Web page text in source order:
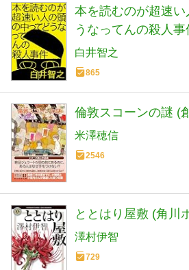
本を読むのが超速
うなってんの殺人事
白井智之
865
倫敦スコーンの謎 (
米澤穂信
2546
ととはり屋敷 (角川
澤村伊智
729